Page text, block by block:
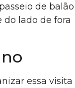
de balão
do lado de fora
essa visita